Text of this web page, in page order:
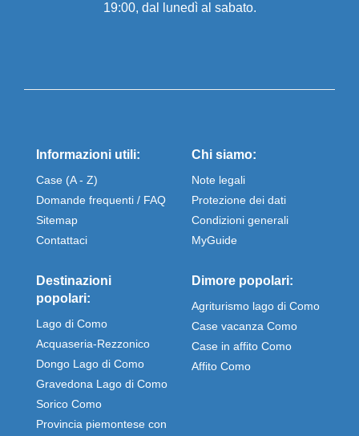
19:00, dal lunedì al sabato.
Informazioni utili:
Case (A - Z)
Domande frequenti / FAQ
Sitemap
Contattaci
Chi siamo:
Note legali
Protezione dei dati
Condizioni generali
MyGuide
Destinazioni
popolari:
Lago di Como
Acquaseria-Rezzonico
Dongo Lago di Como
Gravedona Lago di Como
Sorico Como
Provincia piemontese con
Dimore popolari:
Agriturismo lago di Como
Case vacanza Como
Case in affito Como
Affito Como